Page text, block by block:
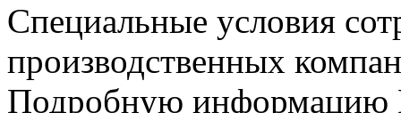
Специальные условия
производственных
Подробную информацию